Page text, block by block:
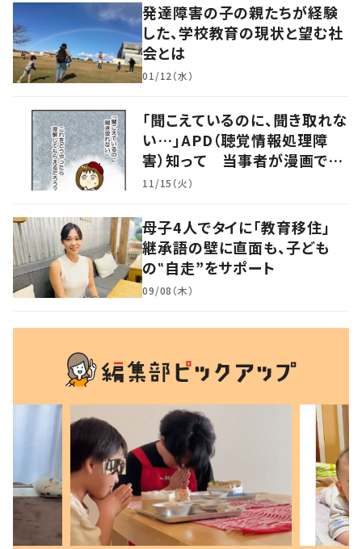
発達障害の子の親たちが経験
した、学校教育の現状と望む社
会とは
01/12（水）
「聞こえているのに、聞き取れな
い…」APD（聴覚情報処理障
害）知って 当事者が漫画で発
信
11/15（火）
母子4人でタイに「教育移住」
継承語の壁に直面も、子ども
の‟自走”をサポート
09/08（木）